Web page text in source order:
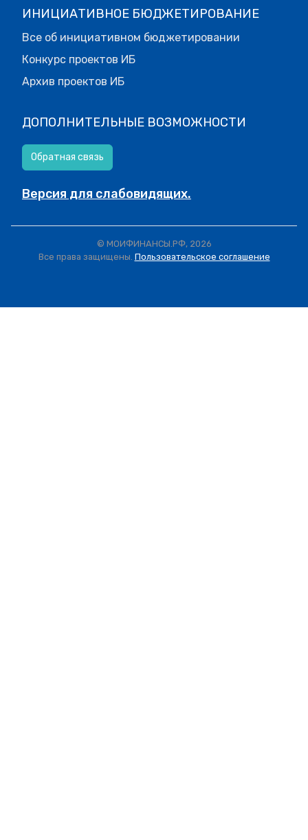
ИНИЦИАТИВНОЕ БЮДЖЕТИРОВАНИЕ
Все об инициативном бюджетировании
Конкурс проектов ИБ
Архив проектов ИБ
ДОПОЛНИТЕЛЬНЫЕ ВОЗМОЖНОСТИ
Обратная связь
Версия для слабовидящих.
© МОИФИНАНСЫ.РФ, 2026
Все права защищены. Пользовательское соглашение